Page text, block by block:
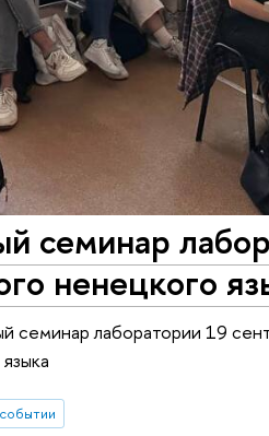
семинар
ненецкого
семинар лаборатории 19